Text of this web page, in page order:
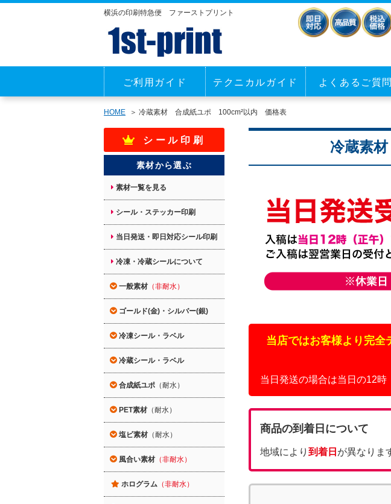
横浜の印刷特急便 ファーストプリント
ご利用ガイド テクニカルガイド よくあるご質問
HOME 冷蔵素材 合成紙ユポ 100cm²以内 価格表
シール印刷
素材から選ぶ
素材一覧を見る
シール・ステッカー印刷
当日発送・即日対応シール印刷
冷凍・冷蔵シールについて
一般素材 （非耐水）
ゴールド(金)・シルバー(銀)
冷凍シール・ラベル
冷蔵シール・ラベル
合成紙ユポ （耐水）
PET素材 （耐水）
塩ビ素材 （耐水）
風合い素材 （非耐水）
ホログラム （非耐水）
冷蔵素
当店ではお客様より完全
当日発送の場合は当日の12時
商品の到着日について
地域により 到着日 が異なりま